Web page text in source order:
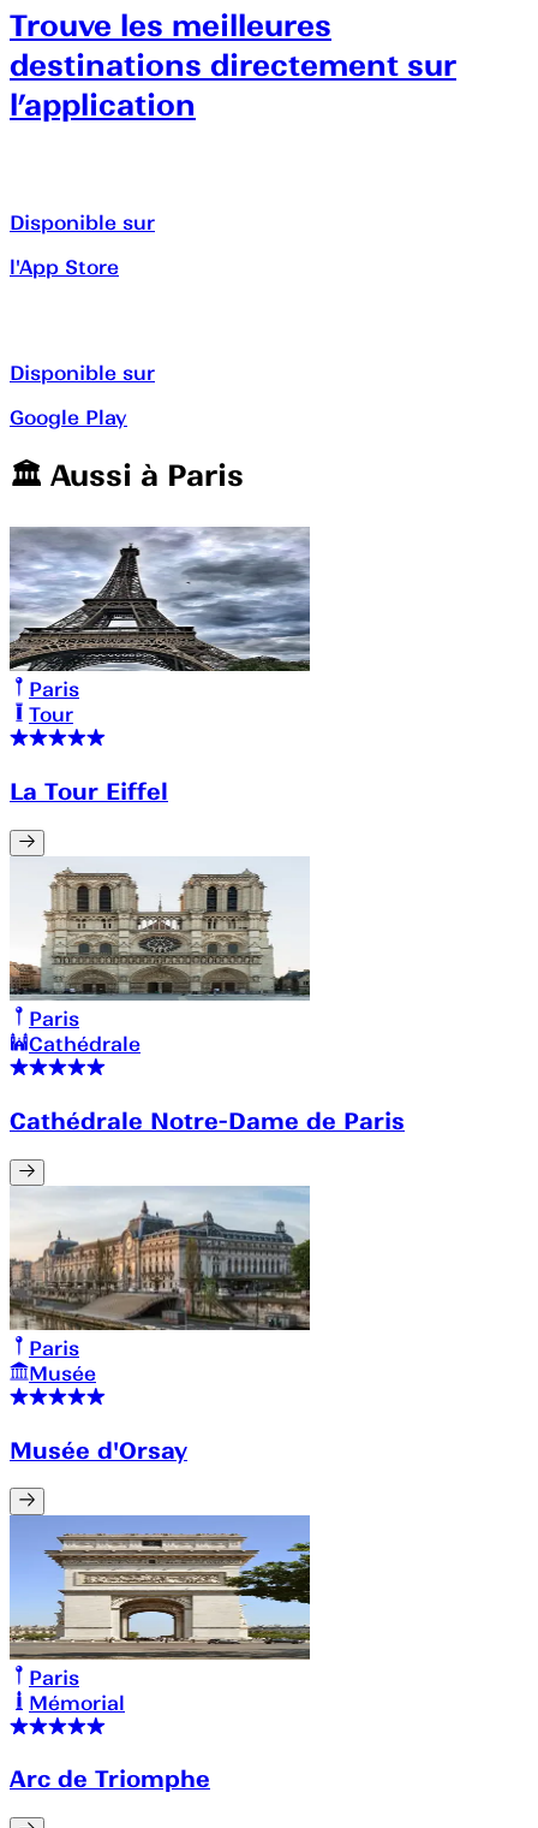
Trouve les meilleures
destinations directement sur
l’application
Disponible sur
l'App Store
Disponible sur
Google Play
🏛️️ Aussi à Paris
Paris
Tour
La Tour Eiffel
Paris
Cathédrale
Cathédrale Notre-Dame de Paris
Paris
Musée
Musée d'Orsay
Paris
Mémorial
Arc de Triomphe